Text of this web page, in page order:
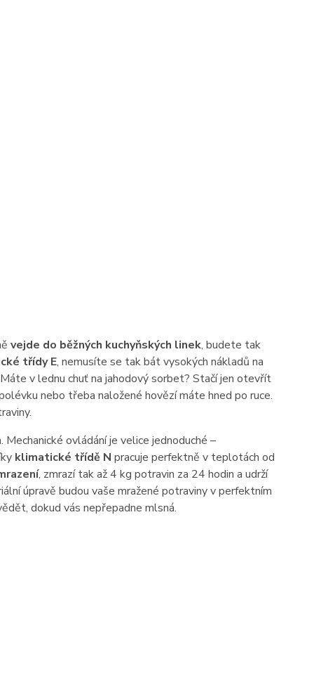
vejde do běžných kuchyňských linek, budete tak
třídy E, nemusíte se tak bát vysokých nákladů na
v lednu chuť na jahodový sorbet? Stačí jen otevřít
nebo třeba naložené hovězí máte hned po ruce.
Mechanické ovládání je velice jednoduché –
klimatické třídě N pracuje perfektně v teplotách od
, zmrazí tak až 4 kg potravin za 24 hodin a udrží
úpravě budou vaše mražené potraviny v perfektním
dokud vás nepřepadne mlsná.